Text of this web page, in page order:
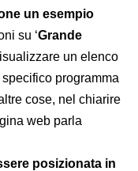
un esempio
su ‘Grande
un elenco
programma
cose, nel chiarire
web parla
posizionata in